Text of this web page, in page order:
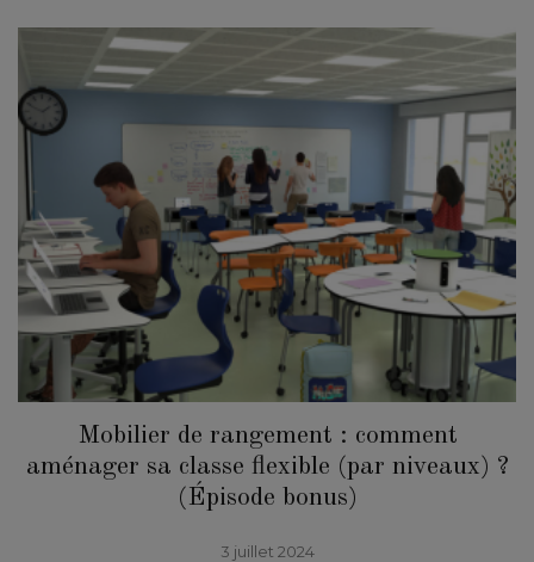
Mobilier de rangement : comment
aménager sa classe flexible (par niveaux) ?
(Épisode bonus)
3 juillet 2024